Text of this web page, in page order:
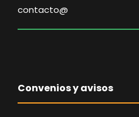
contacto@
Convenios y avisos